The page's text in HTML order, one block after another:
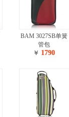
BAM 3027SB单簧
管包
￥ 1790